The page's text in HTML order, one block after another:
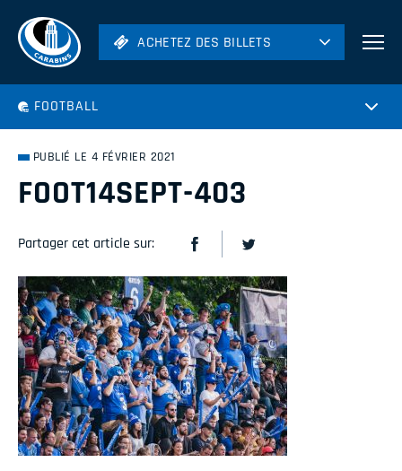
ACHETEZ DES BILLETS
ACHETEZ DES BILLETS
FOOTBALL
PUBLIÉ LE 4 FÉVRIER 2021
FOOT14SEPT-403
Partager cet article sur: